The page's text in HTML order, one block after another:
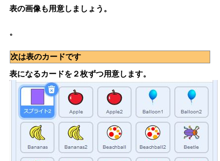
表の画像も用意しましょう。
。
次は表のカードです
表になるカードを２枚ずつ用意します。